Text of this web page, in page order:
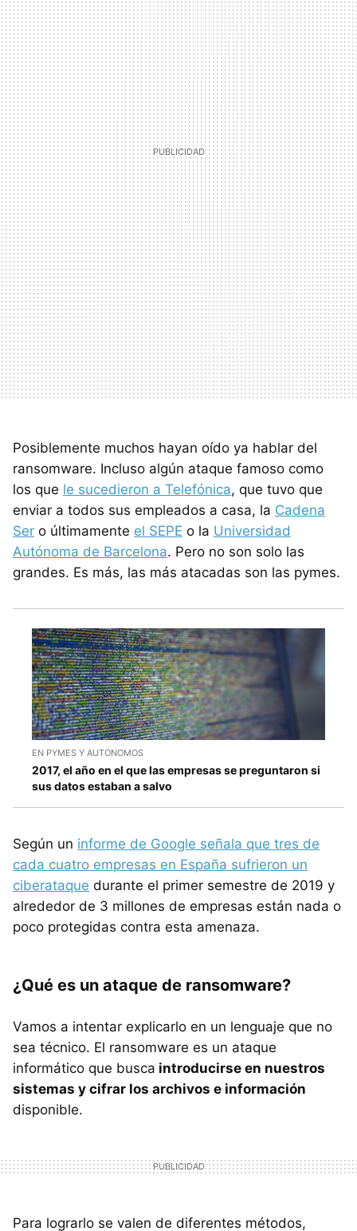
Posiblemente muchos hayan oído ya hablar del
ransomware. Incluso algún ataque famoso como
los que le sucedieron a Telefónica, que tuvo que
enviar a todos sus empleados a casa, la Cadena
Ser o últimamente el SEPE o la Universidad
Autónoma de Barcelona. Pero no son solo las
grandes. Es más, las más atacadas son las pymes.
EN PYMES Y AUTONOMOS
2017, el año en el que las empresas se preguntaron si
sus datos estaban a salvo
Según un informe de Google señala que tres de
cada cuatro empresas en España sufrieron un
ciberataque durante el primer semestre de 2019 y
alrededor de 3 millones de empresas están nada o
poco protegidas contra esta amenaza.
¿Qué es un ataque de ransomware?
Vamos a intentar explicarlo en un lenguaje que no
sea técnico. El ransomware es un ataque
informático que busca introducirse en nuestros
sistemas y cifrar los archivos e información
disponible.
Para lograrlo se valen de diferentes métodos,